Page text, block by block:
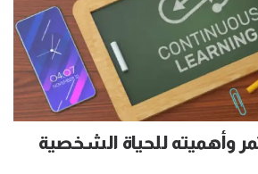
وأهميته للحياة الشخصية